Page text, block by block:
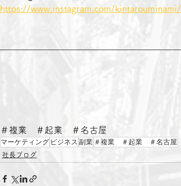
https://www.instagram.com/kintarouminami/
＃複業　＃起業　＃名古屋
マーケティング ビジネス 副業 ＃複業 ＃起業 ＃名古屋
社長ブログ